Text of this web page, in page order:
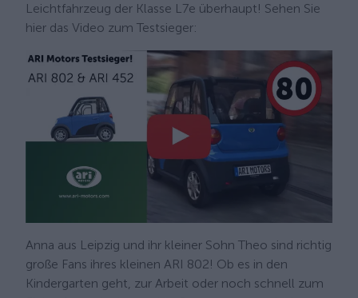
Leichtfahrzeug der Klasse L7e überhaupt! Sehen Sie
hier das Video zum Testsieger:
Anna aus Leipzig und ihr kleiner Sohn Theo sind richtig
große Fans ihres kleinen ARI 802! Ob es in den
Kindergarten geht, zur Arbeit oder noch schnell zum